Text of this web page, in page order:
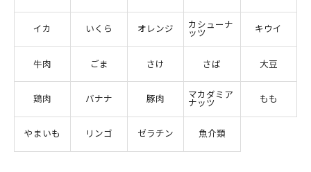
イカ いくら オレンジ
カシューナ
ッツ
キウイ
牛肉 ごま さけ さば 大豆
鶏肉 バナナ 豚肉
マカダミア
ナッツ
もも
やまいも リンゴ ゼラチン 魚介類